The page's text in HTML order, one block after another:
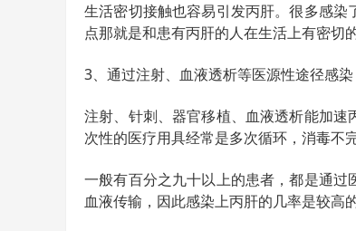
生活密切接触也容易引发丙肝。很多感
点那就是和患有丙肝的人在生活上有密切的
3、通过注射、血液透析等医源性途径感染
注射、针刺、器官移植、血液透析能加
次性的医疗用具经常是多次循环，消毒不
一般有百分之九十以上的患者，都是通
血液传输，因此感染上丙肝的几率是较高